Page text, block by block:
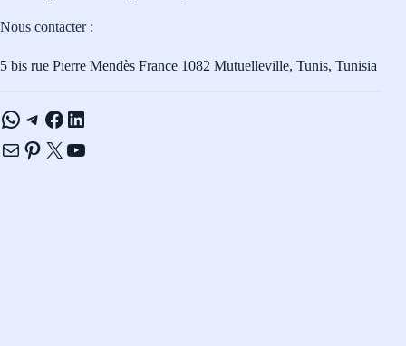
Nous contacter :
5 bis rue Pierre Mendès France 1082 Mutuelleville, Tunis, Tunisia
WhatsApp
Telegram
Facebook
LinkedIn
E-mailPinterest
X YouTube